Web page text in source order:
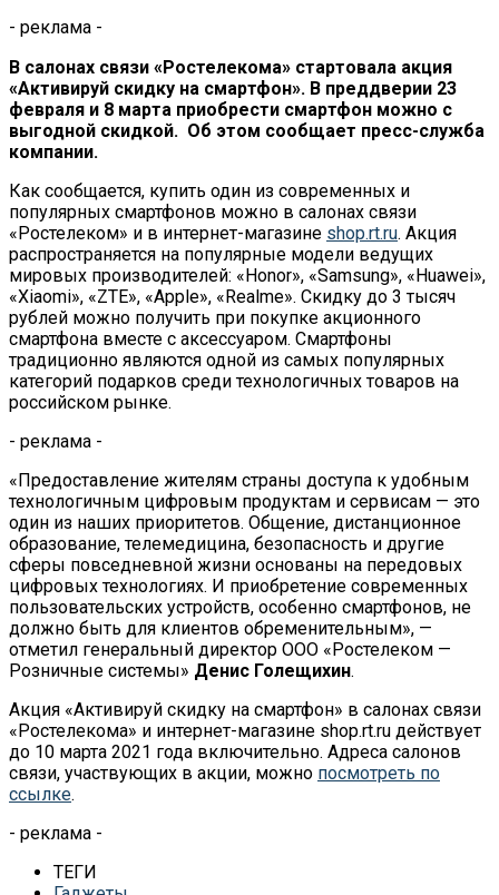
- реклама -
В салонах связи «Ростелекома» стартовала акция
«Активируй скидку на смартфон». В преддверии 23
февраля и 8 марта приобрести смартфон можно с
выгодной скидкой. Об этом сообщает пресс-служба
компании.
Как сообщается, купить один из современных и
популярных смартфонов можно в салонах связи
«Ростелеком» и в интернет-магазине shop.rt.ru. Акция
распространяется на популярные модели ведущих
мировых производителей: «Honor», «Samsung», «Huawei»,
«Xiaomi», «ZTE», «Apple», «Realme». Скидку до 3 тысяч
рублей можно получить при покупке акционного
смартфона вместе с аксессуаром. Смартфоны
традиционно являются одной из самых популярных
категорий подарков среди технологичных товаров на
российском рынке.
- реклама -
«Предоставление жителям страны доступа к удобным
технологичным цифровым продуктам и сервисам — это
один из наших приоритетов. Общение, дистанционное
образование, телемедицина, безопасность и другие
сферы повседневной жизни основаны на передовых
цифровых технологиях. И приобретение современных
пользовательских устройств, особенно смартфонов, не
должно быть для клиентов обременительным», —
отметил генеральный директор ООО «Ростелеком —
Розничные системы» Денис Голещихин.
Акция «Активируй скидку на смартфон» в салонах связи
«Ростелекома» и интернет-магазине shop.rt.ru действует
до 10 марта 2021 года включительно. Адреса салонов
связи, участвующих в акции, можно посмотреть по
ссылке.
- реклама -
ТЕГИ